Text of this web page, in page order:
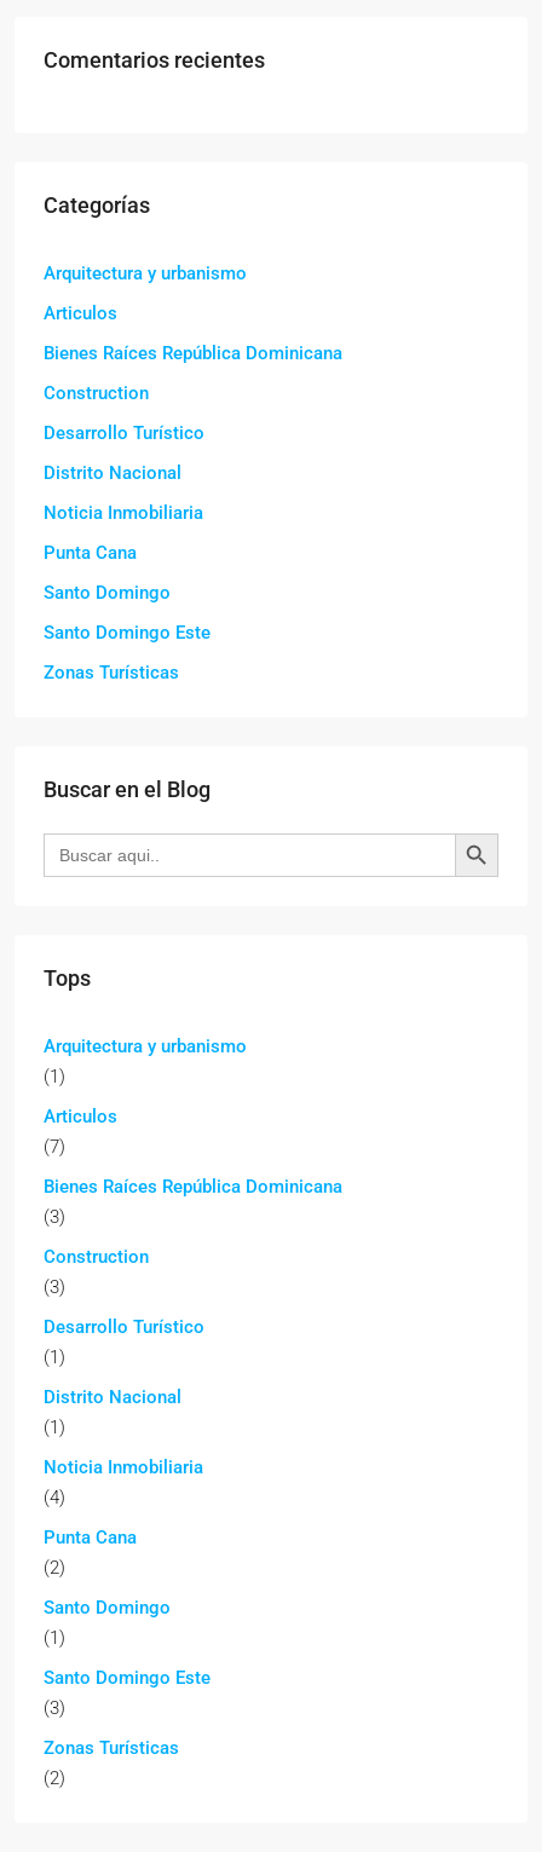
Comentarios recientes
Categorías
Arquitectura y urbanismo
Articulos
Bienes Raíces República Dominicana
Construction
Desarrollo Turístico
Distrito Nacional
Noticia Inmobiliaria
Punta Cana
Santo Domingo
Santo Domingo Este
Zonas Turísticas
Buscar en el Blog
Buscar: Botón de búsqueda
Tops
Arquitectura y urbanismo
(1)
Articulos
(7)
Bienes Raíces República Dominicana
(3)
Construction
(3)
Desarrollo Turístico
(1)
Distrito Nacional
(1)
Noticia Inmobiliaria
(4)
Punta Cana
(2)
Santo Domingo
(1)
Santo Domingo Este
(3)
Zonas Turísticas
(2)